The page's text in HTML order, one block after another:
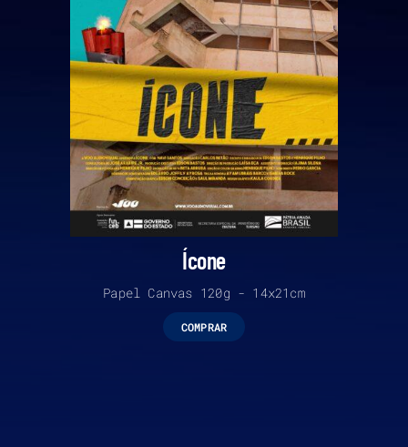
Ícone
Papel Canvas 120g - 14x21cm
COMPRAR